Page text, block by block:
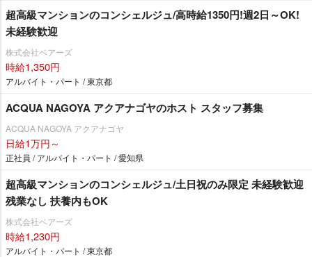
超高級マンションのコンシェルジュ/高時給1350円!週2日～OK!
未経験歓迎
株式会社ベアーズ
時給1,350円
アルバイト・パート / 東京都
ACQUA NAGOYA アクアナゴヤのホスト スタッフ募集
ACQUA NAGOYA アクアナゴヤ
日給1万円～
正社員 / アルバイト・パート / 愛知県
超高級マンションのコンシェルジュ/土日祝のみ限定 未経験歓迎
残業なし 扶養内もOK
株式会社ベアーズ
時給1,230円
アルバイト・パート / 東京都